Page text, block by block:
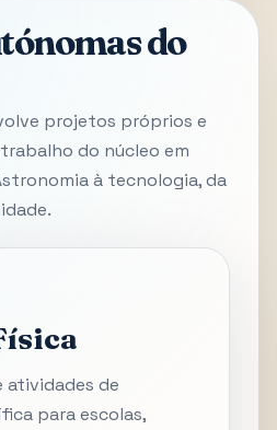
do
projetos próprios e
do núcleo em
à tecnologia, da
atividades de
para escolas,